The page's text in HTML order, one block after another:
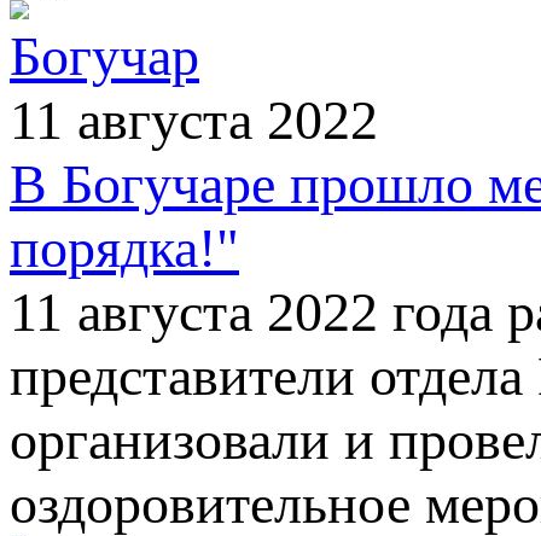
Богучар
11 августа 2022
В Богучаре прошло
порядка!"
11 августа 2022 года
представители
организовали и
оздоровительное